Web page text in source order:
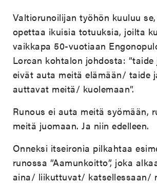
Valtiorunoilijan työhön kuuluu
opettaa ikuisia totuuksia, joilta
vaikkapa 50-vuotiaan
Lorcan kohtalon johdosta: ”taide
eivät auta meitä elämään/ taide
auttavat meitä/ kuolemaan”.
Runous ei auta meitä syömään,
meitä juomaan. Ja niin edelleen.
Onneksi itseironia pilkahtaa
runossa ”Aamunkoitto”, joka
aina/ liikuttuvat/ katsellessaan/